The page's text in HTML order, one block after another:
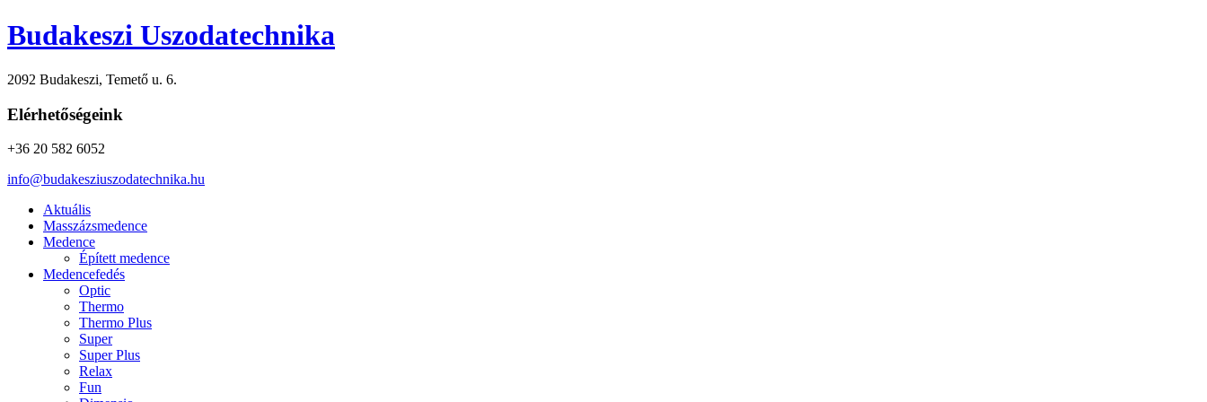
Budakeszi Uszodatechnika
2092 Budakeszi, Temető u. 6.
Elérhetőségeink
+36 20 582 6052
info@budakesziuszodatechnika.hu
Aktuális
Masszázsmedence
Medence
Épített medence
Medencefedés
Optic
Thermo
Thermo Plus
Super
Super Plus
Relax
Fun